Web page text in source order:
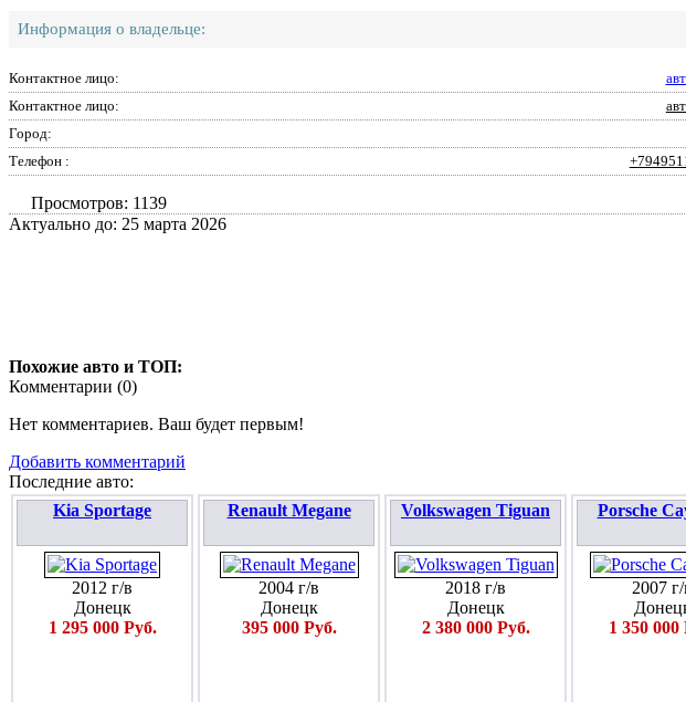
Информация о владельце:
Контактное лицо:
Контактное лицо:
Город:
Телефон :
Просмотров: 1139
Актуально до: 25 марта 2026
Похожие авто и ТОП:
Комментарии (0)
Нет комментариев. Ваш будет первым!
Добавить комментарий
Последние авто:
Kia Sportage
2012 г/в
Донецк
1 295 000 Руб.
Renault Megane
2004 г/в
Донецк
395 000 Руб.
Volkswagen Tiguan
2018 г/в
Донецк
2 380 000 Руб.
Porsche
2007
1 350 000